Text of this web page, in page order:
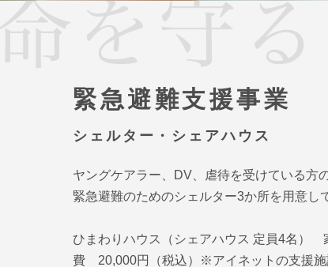
緊急避難支援事業
シェルター・シェアハウス
ヤングケアラー、DV、虐待を受けている方
緊急避難のためのシェルター3か所を用意し
ひまわりハウス（シェアハウス 定員4名
費 20,000円（税込）※アイネットの支援施